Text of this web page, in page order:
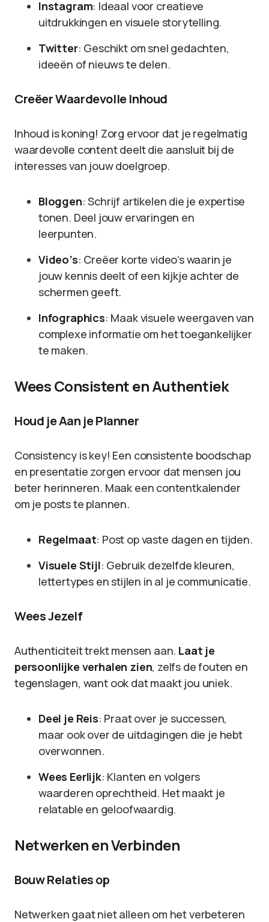
Instagram: Ideaal voor creatieve
uitdrukkingen en visuele storytelling.
Twitter: Geschikt om snel gedachten,
ideeën of nieuws te delen.
Creëer Waardevolle Inhoud
Inhoud is koning! Zorg ervoor dat je regelmatig
waardevolle content deelt die aansluit bij de
interesses van jouw doelgroep.
Bloggen: Schrijf artikelen die je expertise
tonen. Deel jouw ervaringen en
leerpunten.
Video’s: Creëer korte video’s waarin je
jouw kennis deelt of een kijkje achter de
schermen geeft.
Infographics: Maak visuele weergaven van
complexe informatie om het toegankelijker
te maken.
Wees Consistent en Authentiek
Houd je Aan je Planner
Consistency is key! Een consistente boodschap
en presentatie zorgen ervoor dat mensen jou
beter herinneren. Maak een contentkalender
om je posts te plannen.
Regelmaat: Post op vaste dagen en tijden.
Visuele Stijl: Gebruik dezelfde kleuren,
lettertypes en stijlen in al je communicatie.
Wees Jezelf
Authenticiteit trekt mensen aan. Laat je
persoonlijke verhalen zien, zelfs de fouten en
tegenslagen, want ook dat maakt jou uniek.
Deel je Reis: Praat over je successen,
maar ook over de uitdagingen die je hebt
overwonnen.
Wees Eerlijk: Klanten en volgers
waarderen oprechtheid. Het maakt je
relatable en geloofwaardig.
Netwerken en Verbinden
Bouw Relaties op
Netwerken gaat niet alleen om het verbeteren